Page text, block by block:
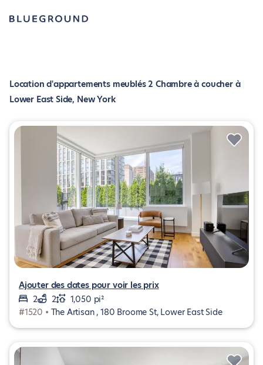
Location d'appartements meublés 2 Chambre à coucher à
Lower East Side, New York
Ajouter des dates pour voir les prix
2
2
1,050 pi²
#1520 • The Artisan , 180 Broome St, Lower East Side